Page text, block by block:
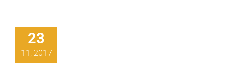
23
11, 2017